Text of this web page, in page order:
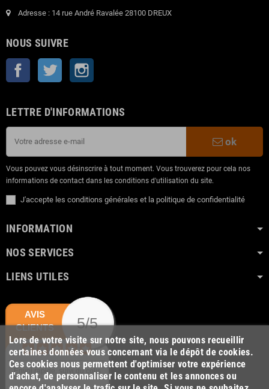
Adresse : 14 rue André Ravalée 28100 DREUX
NOUS SUIVRE
Facebook Twitter
LETTRE D'INFORMATIONS
ok
Vous pouvez vous désinscrire à tout moment. Vous trouverez pour cela nos
informations de contact dans les conditions d'utilisation du site.
J'accepte les conditions générales et la politique de confidentialité
INFORMATION
NOS SERVICES
LIENS UTILES
Lors de votre visite sur notre site, nous pouvons recueillir
certaines données vous concernant via le dépôt de cookies.
Ces cookies nous permettent d'optimiser votre expérience
d'achat, de personnaliser le contenu et les annonces ou
AVIS
CLIENTS
5/5
Envoi rapide, suivi du colis